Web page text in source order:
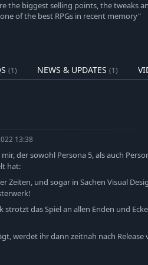
the biggest selling points, the tweaks
of the best RPGs in recent memory"
(1) NEWS & UPDATES (1)
13:38
der sowohl Persona 5, als auch
hat:
Zeiten, und sogar in Sachen Visual
das Spiel an allen Enden und
werdet ihr dann zeitnah nach Release